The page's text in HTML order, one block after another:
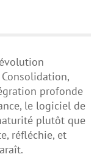
profonde
le logiciel de
plutôt que
réfléchie, et